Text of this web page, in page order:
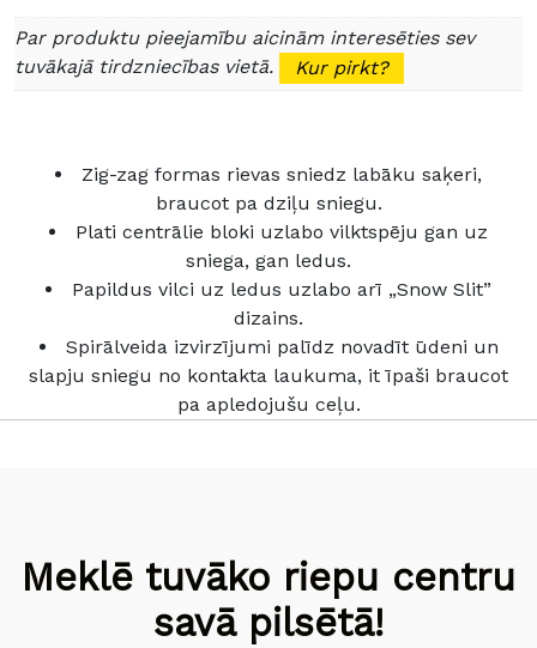
Par produktu pieejamību aicinām interesēties sev
tuvākajā tirdzniecības vietā.
Kur pirkt?
Zig-zag formas rievas sniedz labāku saķeri,
braucot pa dziļu sniegu.
Plati centrālie bloki uzlabo vilktspēju gan uz
sniega, gan ledus.
Papildus vilci uz ledus uzlabo arī „Snow Slit”
dizains.
Spirālveida izvirzījumi palīdz novadīt ūdeni un
slapju sniegu no kontakta laukuma, it īpaši braucot
pa apledojušu ceļu.
Meklē tuvāko riepu centru
savā pilsētā!